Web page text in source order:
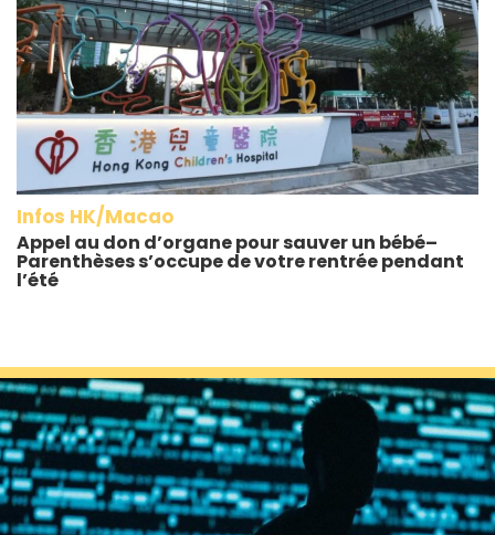
Infos HK/Macao
Appel au don d’organe pour sauver un bébé–
Parenthèses s’occupe de votre rentrée pendant
l’été